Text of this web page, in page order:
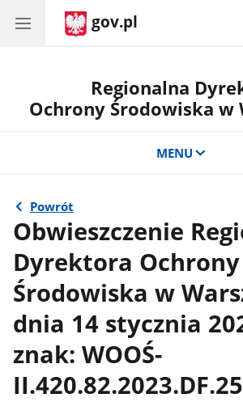
gov.pl
Regionalna
Ochrony Środowiska w
MENU
Powrót
Obwieszczenie
Dyrektora Ochrony
Środowiska w
dnia 14 stycznia
znak: WOOŚ-
II.420.82.2023.DF.25